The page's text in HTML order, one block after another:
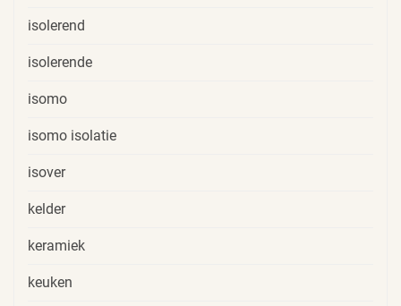
isolerend
isolerende
isomo
isomo isolatie
isover
kelder
keramiek
keuken